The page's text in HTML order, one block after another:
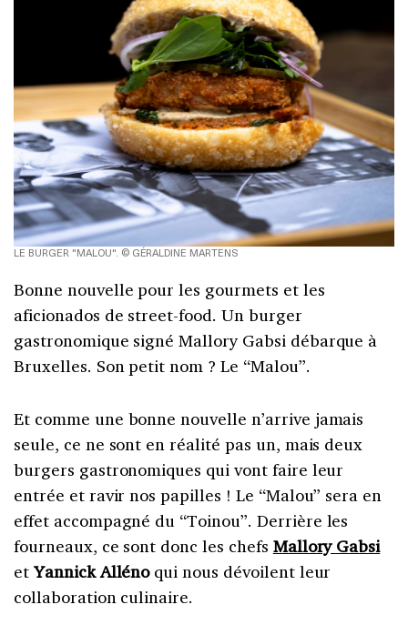
LE BURGER "MALOU". © GÉRALDINE MARTENS
Bonne nouvelle pour les gourmets et les
aficionados de street-food. Un burger
gastronomique signé Mallory Gabsi débarque à
Bruxelles. Son petit nom ? Le “Malou”.
Et comme une bonne nouvelle n’arrive jamais
seule, ce ne sont en réalité pas un, mais deux
burgers gastronomiques qui vont faire leur
entrée et ravir nos papilles ! Le “Malou” sera en
effet accompagné du “Toinou”. Derrière les
fourneaux, ce sont donc les chefs Mallory Gabsi
et Yannick Allénoqui nous dévoilent leur
collaboration culinaire.